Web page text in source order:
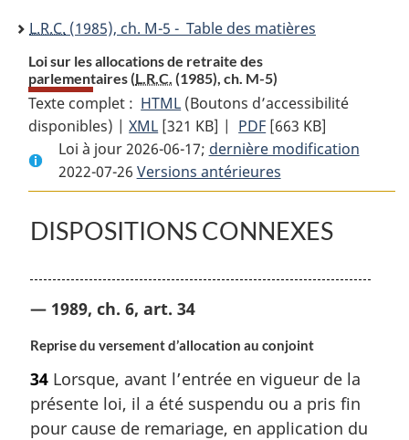
L.R.C. (1985), ch. M-5 - Table des matières
Loi sur les allocations de retraite des
parlementaires (L.R.C. (1985), ch. M-5)
Texte complet : HTML Texte
complet
:
Loi
sur
les
allocations
retraite
des
(Boutons d’accessibilité
disponibles) |XML Texte
complet
:
Loi
sur
les
de
retraite
parlementaires
[321 KB] | PDF Texte
complet
:
Loi
sur
les
de
parlementaires
[663 KB]
Loi à jour 2026-06-17; dernière modification
2022-07-26 Versions antérieures
DISPOSITIONS CONNEXES
— 1989, ch. 6, art. 34
Reprise du versement d’allocation au conjoint
34 Lorsque, avant l’entrée en vigueur de la
présente loi, il a été suspendu ou a pris fin
pour cause de remariage, en application du